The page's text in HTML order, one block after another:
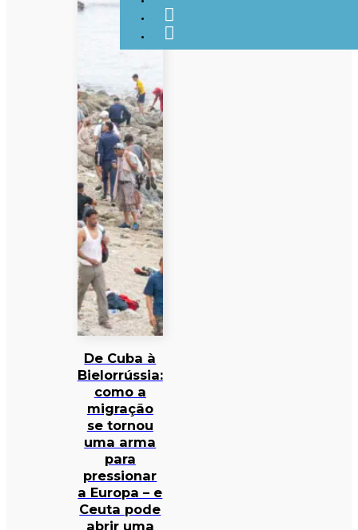
De Cuba à
Bielorrússia:
como a
migração
se tornou
uma arma
para
pressionar
a Europa – e
Ceuta pode
abrir uma